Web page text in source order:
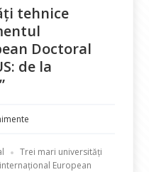
tehnice
Doctoral
de la
Trei mari universități
European